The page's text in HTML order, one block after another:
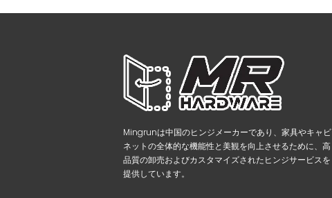
Mingrunは中国のヒンジメーカーであり、家具やキャビ
ネットの全体的な機能性と美観を向上させるために、高
品質の卸売およびカスタマイズされたヒンジサービスを
提供しています。